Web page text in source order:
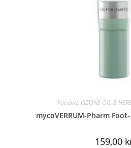
Fotvård, OZONE OIL &
mycoVERRUM-Pharm
159,00